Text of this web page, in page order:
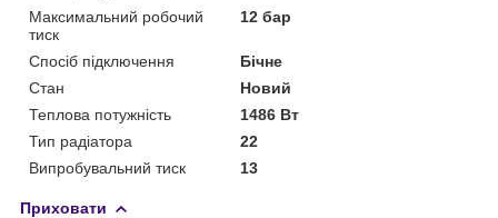
Максимальний робочий
тиск
12 бар
Спосіб підключення
Бічне
Стан
Новий
Теплова потужність
1486 Вт
Тип радіатора
22
Випробувальний тиск
13
Приховати